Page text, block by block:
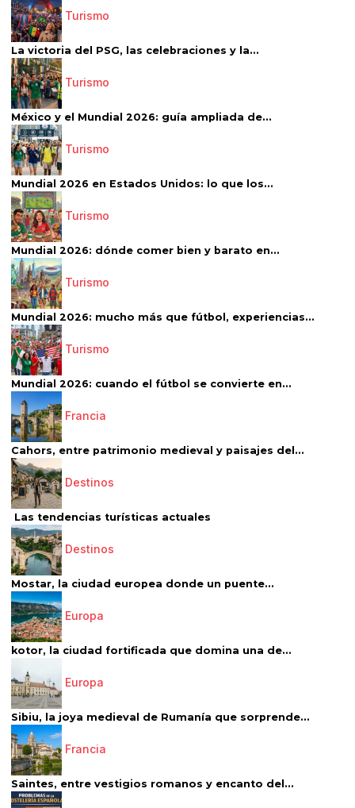
Turismo
La victoria del PSG, las celebraciones y la...
Turismo
México y el Mundial 2026: guía ampliada de...
Turismo
Mundial 2026 en Estados Unidos: lo que los...
Turismo
Mundial 2026: dónde comer bien y barato en...
Turismo
Mundial 2026: mucho más que fútbol, experiencias...
Turismo
Mundial 2026: cuando el fútbol se convierte en...
Francia
Cahors, entre patrimonio medieval y paisajes del...
Destinos
Las tendencias turísticas actuales
Destinos
Mostar, la ciudad europea donde un puente...
Europa
kotor, la ciudad fortificada que domina una de...
Europa
Sibiu, la joya medieval de Rumanía que sorprende...
Francia
Saintes, entre vestigios romanos y encanto del...